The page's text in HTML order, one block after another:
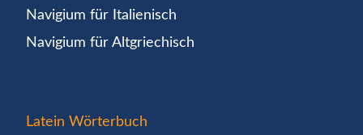
Navigium für Italienisch
Navigium für Altgriechisch
Latein Wörterbuch